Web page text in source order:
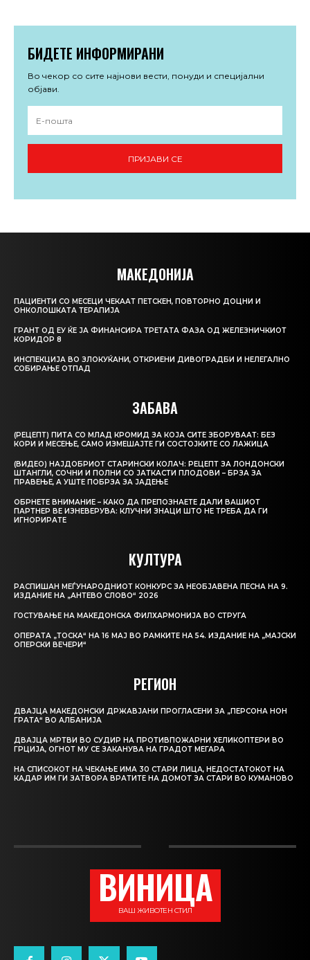
БИДЕТЕ ИНФОРМИРАНИ
Во чекор со сите најнови вести, понуди и специјални
објави.
ПРИЈАВИ СЕ
МАКЕДОНИЈА
ПАЦИЕНТИ СО МЕСЕЦИ ЧЕКААТ ПЕТСКЕН, ПОВТОРНО ДОЦНИ И
ОНКОЛОШКАТА ТЕРАПИЈА
ГРАНТ ОД ЕУ ЌЕ ЈА ФИНАНСИРА ТРЕТАТА ФАЗА ОД ЖЕЛЕЗНИЧКИОТ
КОРИДОР 8
ИНСПЕКЦИЈА ВО ЗЛОКУЌАНИ, ОТКРИЕНИ ДИВОГРАДБИ И НЕЛЕГАЛНО
СОБИРАЊЕ ОТПАД
ЗАБАВА
(РЕЦЕПТ) ПИТА СО МЛАД КРОМИД ЗА КОЈА СИТЕ ЗБОРУВААТ: БЕЗ
КОРИ И МЕСЕЊЕ, САМО ИЗМЕШАЈТЕ ГИ СОСТОЈКИТЕ СО ЛАЖИЦА
(ВИДЕО) НАЈДОБРИОТ СТАРИНСКИ КОЛАЧ: РЕЦЕПТ ЗА ЛОНДОНСКИ
ШТАНГЛИ, СОЧНИ И ПОЛНИ СО ЈАТКАСТИ ПЛОДОВИ – БРЗА ЗА
ПРАВЕЊЕ, А УШТЕ ПОБРЗА ЗА ЈАДЕЊЕ
ОБРНЕТЕ ВНИМАНИЕ – КАКО ДА ПРЕПОЗНАЕТЕ ДАЛИ ВАШИОТ
ПАРТНЕР ВЕ ИЗНЕВЕРУВА: КЛУЧНИ ЗНАЦИ ШТО НЕ ТРЕБА ДА ГИ
ИГНОРИРАТЕ
КУЛТУРА
РАСПИШАН МЕЃУНАРОДНИОТ КОНКУРС ЗА НЕОБЈАВЕНА ПЕСНА НА 9.
ИЗДАНИЕ НА „АНТЕВО СЛОВО“ 2026
ГОСТУВАЊЕ НА МАКЕДОНСКА ФИЛХАРМОНИЈА ВО СТРУГА
ОПЕРАТА „ТОСКА“ НА 16 МАЈ ВО РАМКИТЕ НА 54. ИЗДАНИЕ НА „МАЈСКИ
ОПЕРСКИ ВЕЧЕРИ“
РЕГИОН
ДВАЈЦА МАКЕДОНСКИ ДРЖАВЈАНИ ПРОГЛАСЕНИ ЗА „ПЕРСОНА НОН
ГРАТА“ ВО АЛБАНИЈА
ДВАЈЦА МРТВИ ВО СУДИР НА ПРОТИВПОЖАРНИ ХЕЛИКОПТЕРИ ВО
ГРЦИЈА, ОГНОТ МУ СЕ ЗАКАНУВА НА ГРАДОТ МЕГАРА
НА СПИСОКОТ НА ЧЕКАЊЕ ИМА 30 СТАРИ ЛИЦА, НЕДОСТАТОКОТ НА
КАДАР ИМ ГИ ЗАТВОРА ВРАТИТЕ НА ДОМОТ ЗА СТАРИ ВО КУМАНОВО
ВИНИЦА
ВАШ ЖИВОТЕН СТИЛ